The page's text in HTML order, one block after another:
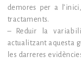
demores per a
tractaments.
– Reduir la
actualitzant aquesta
les darreres